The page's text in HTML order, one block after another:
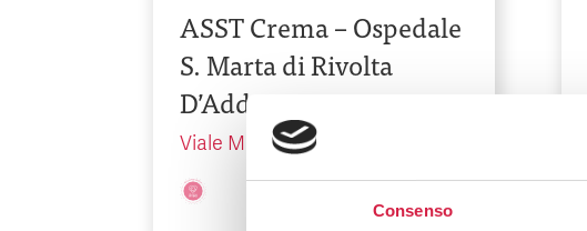
Consenso
ASST Crema – Ospedale
S. Marta di Rivolta
D’Adda
Viale Monte Grappa 15